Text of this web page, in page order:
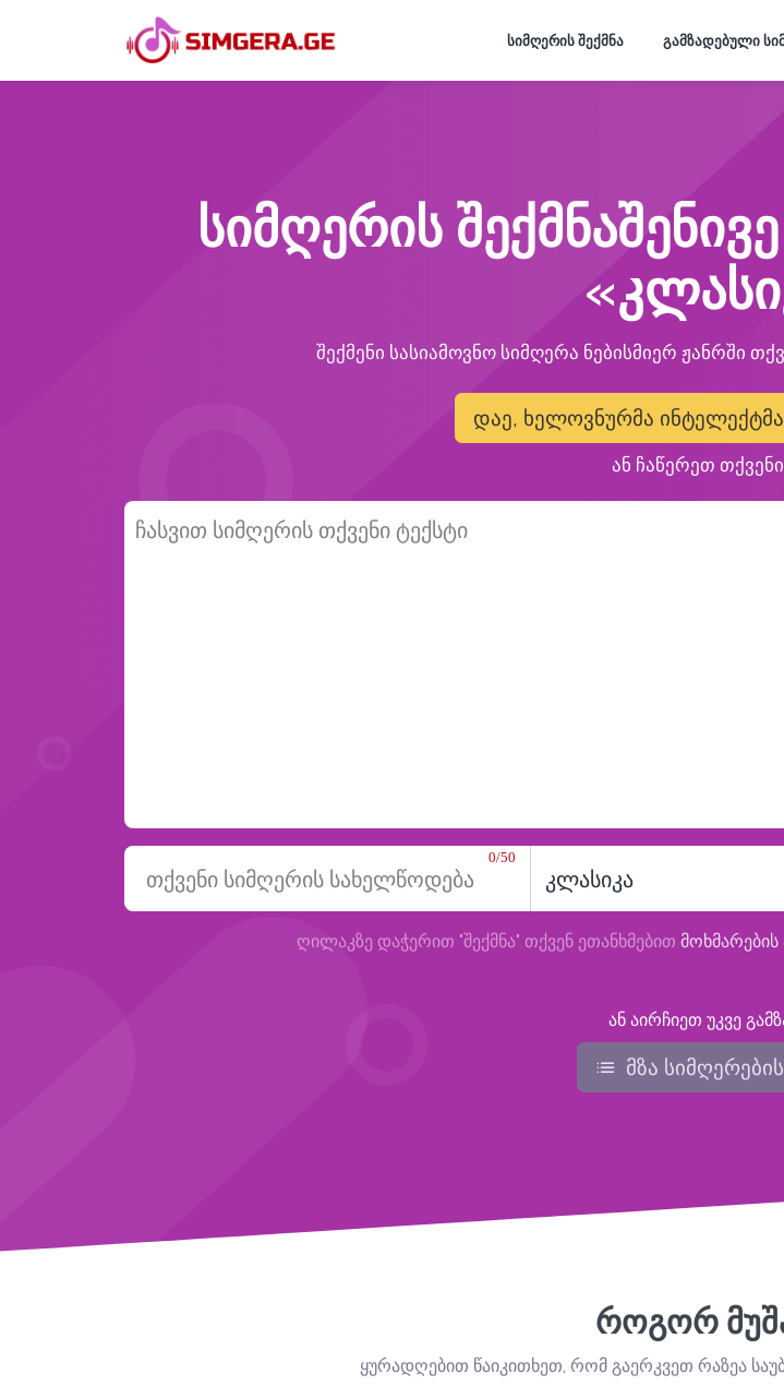
ᲡᲘᲛᲦᲔᲠᲘᲡ ᲨᲔᲥᲛᲜᲐ ᲒᲐᲛᲖᲐᲓᲔᲑᲣᲚᲘ
სიმღერის
შექმენი სასიამოვნო სიმღერა ნებისმიერ ჟანრში
დაე, ხელოვნურმა
ან ჩაწერეთ
0/50
კლასიკა
ღილაკზე დაჭერით "შექმნა" თქვენ ეთანხმებით
ან აირჩიეთ უკვე
მზა
როგორ
ყურადღებით წაიკითხეთ, რომ გაერკვეთ რაზეა